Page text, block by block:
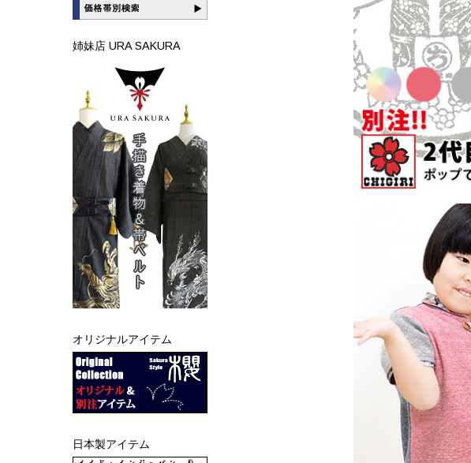
姉妹店 URA SAKURA
オリジナルアイテム
日本製アイテム